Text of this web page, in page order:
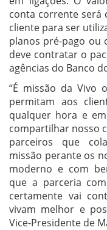
conta corrente será
cliente para ser
planos pré-pago ou
deve contratar o
agências do Banco
“É missão da Vivo
permitam aos
qualquer hora e
compartilhar nosso
parceiros que
missão perante os
moderno e com
que a parceria
certamente vai
vivam melhor e
Vice-Presidente de